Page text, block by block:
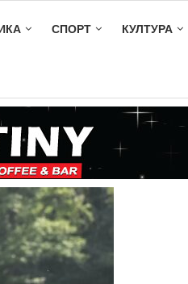
СПОРТ КУЛТУРА